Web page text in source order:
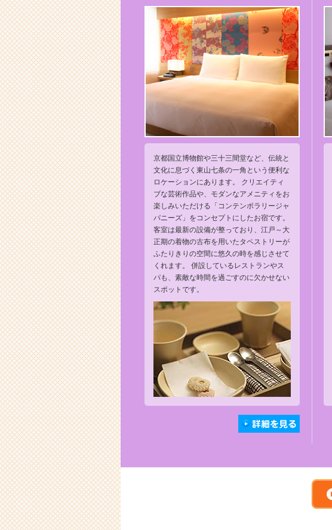
京都国立博物館や三十三間堂など、伝統と
文化に息づく東山七条の一角という便利な
ロケーションにあります。 クリエイティ
ブな芸術作品や、モダンなアメニティをお
楽しみいただける「コンテンポラリージャ
パニーズ」をコンセプトにしたお宿です。
客室は最新の設備が整っており、江戸～大
正期の着物の古布を用いたタペストリーが
ふたりきりの空間に悠久の時を感じさせて
くれます。 併設しているレストランやス
パも、素敵な時間を過ごすのに欠かせない
スポットです。